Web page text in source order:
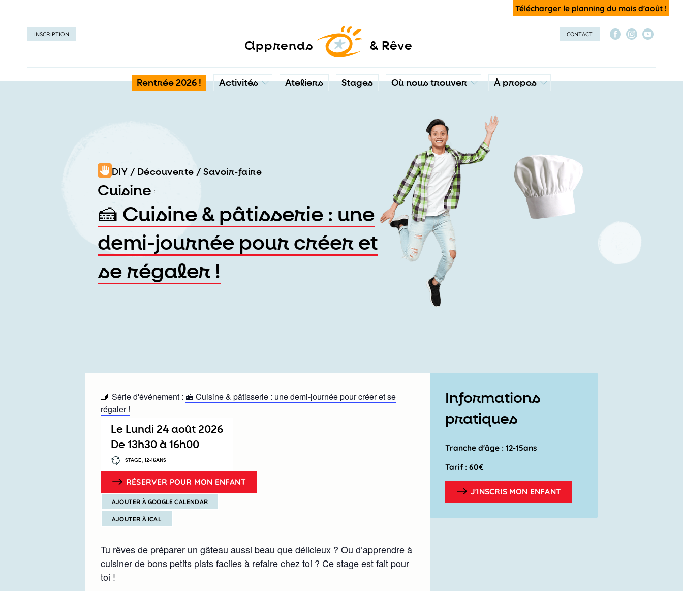
Télécharger le planning du mois d'août !
apprends & Rêve
Rentrée 2026 ! Activités Ateliers Stages Où nous trouver À propos
CONTACT
INSCRIPTION
DIY / Découverte / Savoir-faire
Cuisine :
🍰 Cuisine & pâtisserie : une
demi-journée pour créer et
se régaler !
Série d'événement : 🍰 Cuisine & pâtisserie : une demi-journée pour créer et se
régaler !
Le
lundi 24 août 2026
De 13h30 à 16h00
STAGE , 12-15ANS
RÉSERVER POUR MON ENFANT
AJOUTER À GOOGLE CALENDAR
AJOUTER À ICAL
Tu rêves de préparer un gâteau aussi beau que délicieux ? Ou d’apprendre à
cuisiner de bons petits plats faciles à refaire chez toi ? Ce stage est fait pour
toi !
Informations
pratiques
Tranche d'âge : 12-15ans
Tarif : 60€
J'INSCRIS MON ENFANT